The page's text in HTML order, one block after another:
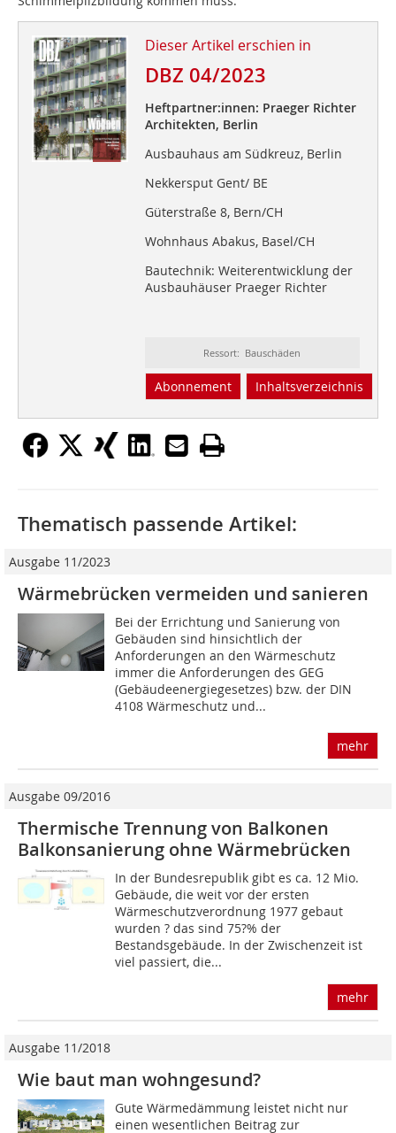
Dieser Artikel erschien in
DBZ 04/2023
Heftpartner:innen: Praeger Richter
Architekten, Berlin
Ausbauhaus am Südkreuz, Berlin
Nekkersput Gent/ BE
Güterstraße 8, Bern/CH
Wohnhaus Abakus, Basel/CH
Bautechnik: Weiterentwicklung der
Ausbauhäuser Praeger Richter
Ressort: Bauschäden
Abonnement Inhaltsverzeichnis
Thematisch passende Artikel:
Ausgabe 11/2023
Wärmebrücken vermeiden und sanieren
Bei der Errichtung und Sanierung von
Gebäuden sind hinsichtlich der
Anforderungen an den Wärmeschutz
immer die Anforderungen des GEG
(Gebäudeenergiegesetzes) bzw. der DIN
4108 Wärmeschutz und...
mehr
Ausgabe 09/2016
Thermische Trennung von Balkonen
Balkonsanierung ohne Wärmebrücken
In der Bundesrepublik gibt es ca. 12 Mio.
Gebäude, die weit vor der ersten
Wärmeschutzverordnung 1977 gebaut
wurden ? das sind 75?% der
Bestandsgebäude. In der Zwischenzeit ist
viel passiert, die...
mehr
Ausgabe 11/2018
Wie baut man wohngesund?
Gute Wärmedämmung leistet nicht nur
einen wesentlichen Beitrag zur